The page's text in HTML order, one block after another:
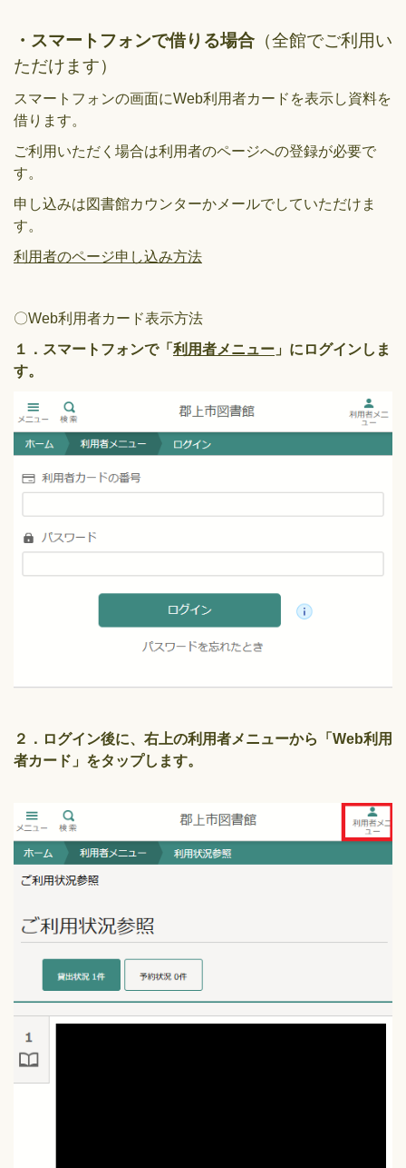
・スマートフォンで借りる場合 （全館でご利用い
ただけます）
スマートフォンの画面にWeb利用者カードを表示し資料を
借ります。
ご利用いただく場合は利用者のページへの登録が必要で
す。
申し込みは図書館カウンターかメールでしていただけま
す。
利用者のページ申し込み方法
〇Web利用者カード表示方法
１．スマートフォンで「 利用者メニュー 」にログインしま
す。
２．ログイン後に、右上の利用者メニューから「Web利用
者カード」をタップします。